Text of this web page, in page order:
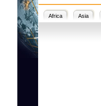
Africa Asia